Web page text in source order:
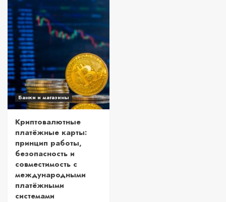
Банки и магазины
Криптовалютные
платёжные карты:
принцип работы,
безопасность и
совместимость с
международными
платёжными
системами